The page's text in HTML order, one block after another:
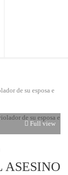
de su esposa e
Full view